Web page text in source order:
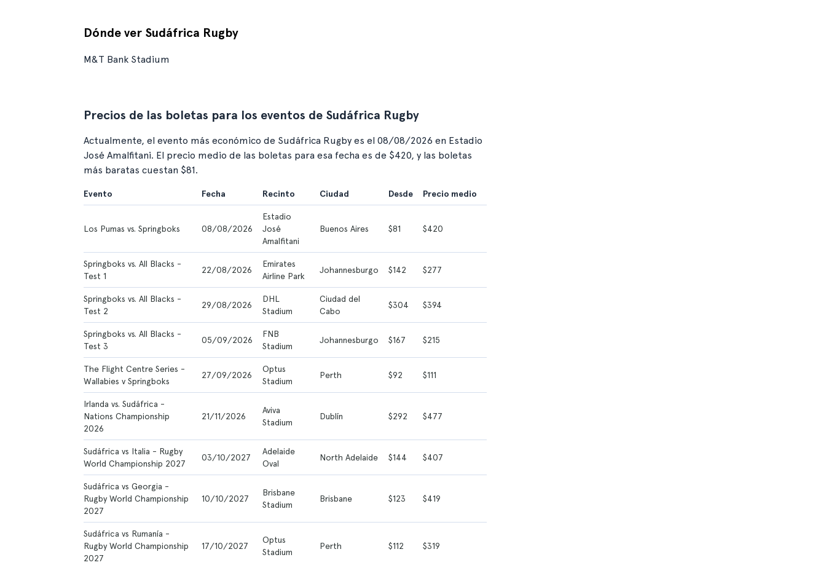
Dónde ver Sudáfrica Rugby
M&T Bank Stadium
Precios de las boletas para los eventos de Sudáfrica Rugby
Actualmente, el evento más económico de Sudáfrica Rugby es el 08/08/2026 en Estadio
José Amalfitani. El precio medio de las boletas para esa fecha es de $420, y las boletas
más baratas cuestan $81.
Evento Fecha Recinto Ciudad Desde Precio medio
Los Pumas vs. Springboks 08/08/2026
Estadio
José
Amalfitani
Buenos Aires $81 $420
Springboks vs. All Blacks -
Test 1
22/08/2026
Emirates
Airline Park
Johannesburgo $142 $277
Springboks vs. All Blacks -
Test 2
29/08/2026
DHL
Stadium
Ciudad del
Cabo
$304 $394
Springboks vs. All Blacks -
Test 3
05/09/2026
FNB
Stadium
Johannesburgo $167 $215
The Flight Centre Series -
Wallabies v Springboks
27/09/2026
Optus
Stadium
Perth $92 $111
Irlanda vs. Sudáfrica -
Nations Championship
2026
21/11/2026
Aviva
Stadium
Dublín $292 $477
Sudáfrica vs Italia - Rugby
World Championship 2027
03/10/2027
Adelaide
Oval
North Adelaide $144 $407
Sudáfrica vs Georgia -
Rugby World Championship
2027
10/10/2027
Brisbane
Stadium
Brisbane $123 $419
Sudáfrica vs Rumanía -
Rugby World Championship
2027
17/10/2027
Optus
Stadium
Perth $112 $319